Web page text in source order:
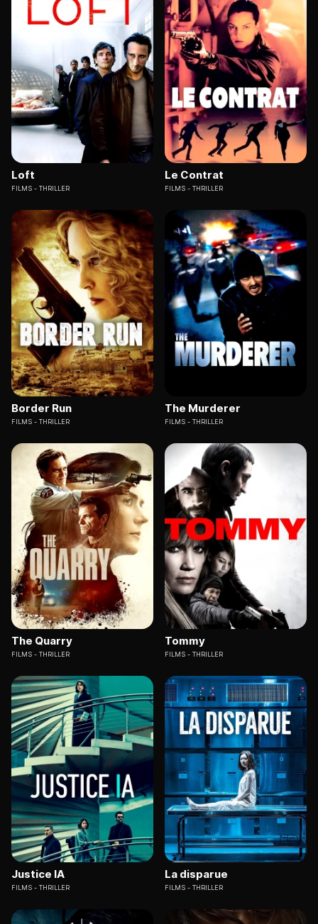
Loft
FILMS THRILLER
Le Contrat
FILMS THRILLER
Border Run
FILMS THRILLER
The Murderer
FILMS THRILLER
The Quarry
FILMS THRILLER
Tommy
FILMS THRILLER
Justice IA
FILMS THRILLER
La disparue
FILMS THRILLER